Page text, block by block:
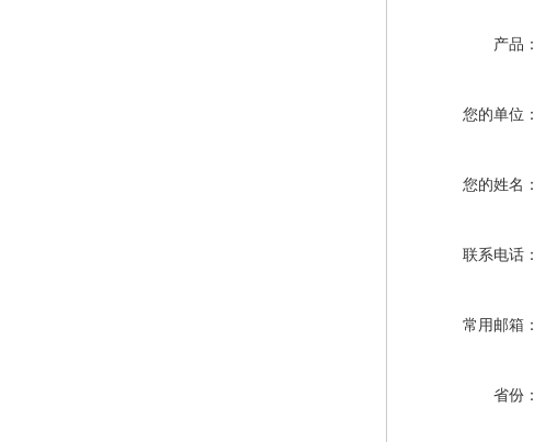
产品：
您的单位：
您的姓名：
联系电话：
常用邮箱：
省份：